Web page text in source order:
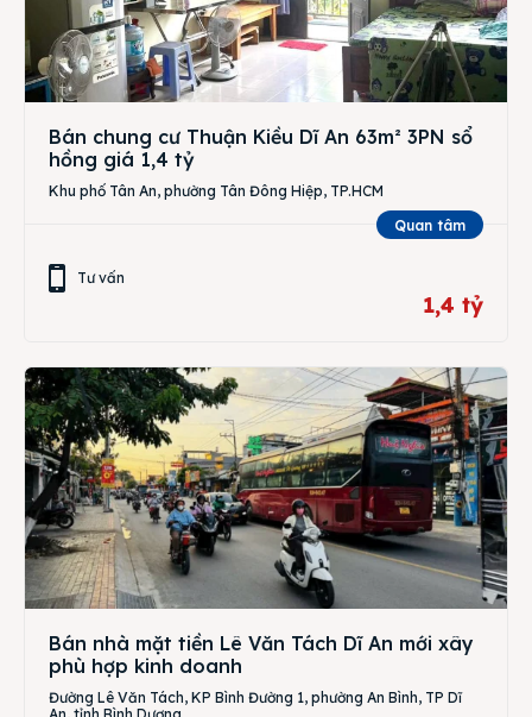
Bán chung cư Thuận Kiều Dĩ An 63m² 3PN sổ
hồng giá 1,4 tỷ
Khu phố Tân An, phường Tân Đông Hiệp, TP.HCM
Quan tâm
Tư vấn
1,4 tỷ
Bán nhà mặt tiền Lê Văn Tách Dĩ An mới xây
phù hợp kinh doanh
Đường Lê Văn Tách, KP Bình Đường 1, phường An Bình, TP Dĩ